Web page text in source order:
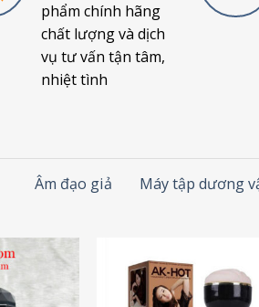
phẩm chính hãng
chất lượng và dịch
vụ tư vấn tận tâm,
nhiệt tình
Âm đạo giả Máy tập dương